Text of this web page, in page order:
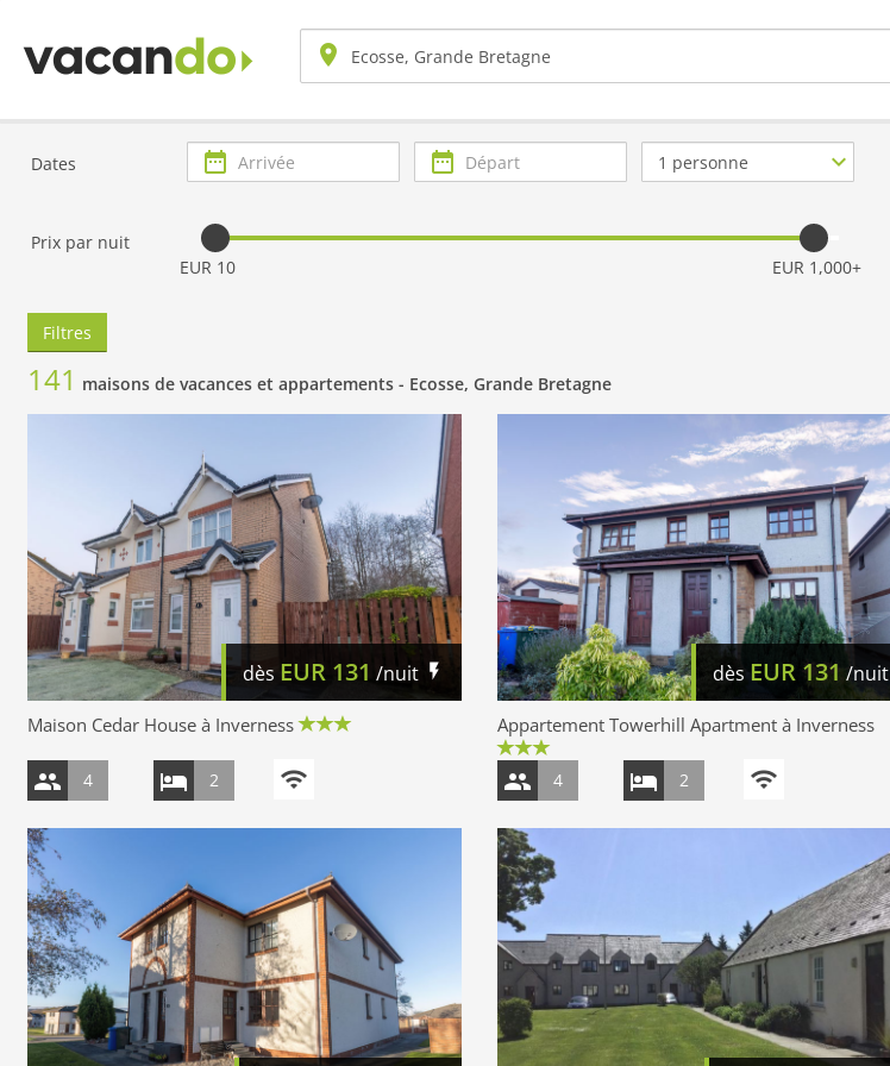
Dates Arrivée Départ
Nb.
de
Prix par nuit
EUR 10
EUR 1,000+
Filtres
141 maisons de vacances et appartements - Ecosse, Grande Bretagne
dès EUR 131 /nuit
Maison Cedar House à Inverness
4 2
dès EUR 131 /nuit
Appartement Towerhill Apartment à Inverness
4 2